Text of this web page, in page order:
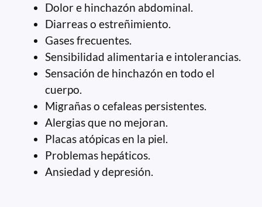
Dolor e hinchazón abdominal.
Diarreas o estreñimiento.
Gases frecuentes.
Sensibilidad alimentaria e intolerancias.
Sensación de hinchazón en todo el
cuerpo.
Migrañas o cefaleas persistentes.
Alergias que no mejoran.
Placas atópicas en la piel.
Problemas hepáticos.
Ansiedad y depresión.